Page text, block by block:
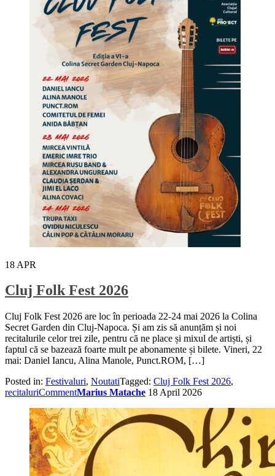
18 APR
Cluj Folk Fest 2026
Cluj Folk Fest 2026 are loc în perioada 22-24 mai 2026 la Colina
Secret Garden din Cluj-Napoca. Și am zis să anunțăm și noi
recitalurile celor trei zile, pentru că ne place și mixul de artiști, și
faptul că se bazează foarte mult pe abonamente și bilete. Vineri, 22
mai: Daniel Iancu, Alina Manole, Punct.ROM, […]
Posted in: Festivaluri, NoutatiTagged: Cluj Folk Fest 2026,
recitaluriCommentMarius Matache 18 April 2026